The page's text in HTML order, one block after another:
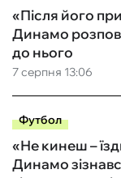
7 серпня 13:06
«Після його
Динамо
до нього
Футбол
«Не кинеш –
Динамо